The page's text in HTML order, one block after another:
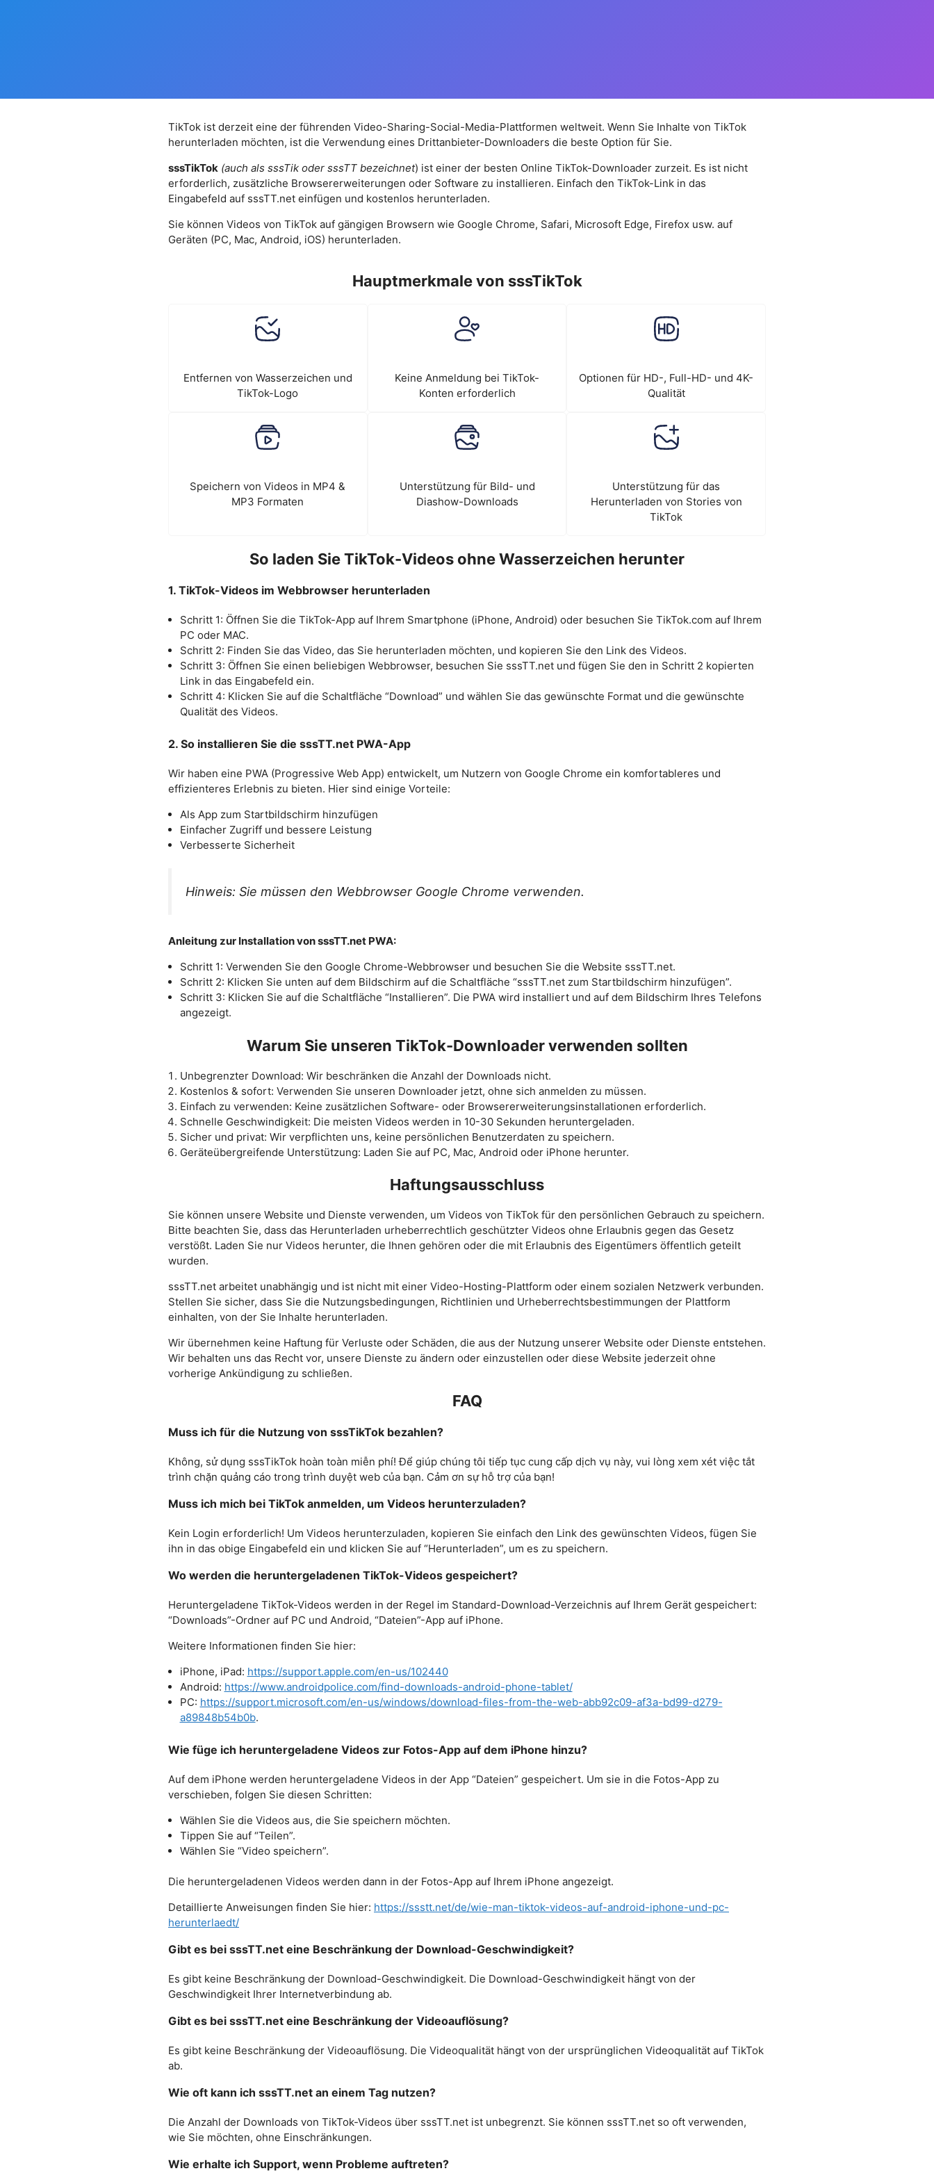
TikTok ist derzeit eine der führenden Video-Sharing-Social-Media-Plattformen weltweit. Wenn Sie Inhalte von TikTok
herunterladen möchten, ist die Verwendung eines Drittanbieter-Downloaders die beste Option für Sie.
sssTikTok (auch als sssTik oder sssTT bezeichnet) ist einer der besten Online TikTok-Downloader zurzeit. Es ist nicht
erforderlich, zusätzliche Browsererweiterungen oder Software zu installieren. Einfach den TikTok-Link in das
Eingabefeld auf sssTT.net einfügen und kostenlos herunterladen.
Sie können Videos von TikTok auf gängigen Browsern wie Google Chrome, Safari, Microsoft Edge, Firefox usw. auf
Geräten (PC, Mac, Android, iOS) herunterladen.
Hauptmerkmale von sssTikTok
Entfernen von Wasserzeichen und
TikTok-Logo
Keine Anmeldung bei TikTok-
Konten erforderlich
Optionen für HD-, Full-HD- und 4K-
Qualität
Speichern von Videos in MP4 &
MP3 Formaten
Unterstützung für Bild- und
Diashow-Downloads
Unterstützung für das
Herunterladen von Stories von
TikTok
So laden Sie TikTok-Videos ohne Wasserzeichen herunter
1. TikTok-Videos im Webbrowser herunterladen
Schritt 1: Öffnen Sie die TikTok-App auf Ihrem Smartphone (iPhone, Android) oder besuchen Sie TikTok.com auf Ihrem
PC oder MAC.
Schritt 2: Finden Sie das Video, das Sie herunterladen möchten, und kopieren Sie den Link des Videos.
Schritt 3: Öffnen Sie einen beliebigen Webbrowser, besuchen Sie sssTT.net und fügen Sie den in Schritt 2 kopierten
Link in das Eingabefeld ein.
Schritt 4: Klicken Sie auf die Schaltfläche “Download” und wählen Sie das gewünschte Format und die gewünschte
Qualität des Videos.
2. So installieren Sie die sssTT.net PWA-App
Wir haben eine PWA (Progressive Web App) entwickelt, um Nutzern von Google Chrome ein komfortableres und
effizienteres Erlebnis zu bieten. Hier sind einige Vorteile:
Als App zum Startbildschirm hinzufügen
Einfacher Zugriff und bessere Leistung
Verbesserte Sicherheit
Hinweis: Sie müssen den Webbrowser Google Chrome verwenden.
Anleitung zur Installation von sssTT.net PWA:
Schritt 1: Verwenden Sie den Google Chrome-Webbrowser und besuchen Sie die Website sssTT.net.
Schritt 2: Klicken Sie unten auf dem Bildschirm auf die Schaltfläche “sssTT.net zum Startbildschirm hinzufügen”.
Schritt 3: Klicken Sie auf die Schaltfläche “Installieren”. Die PWA wird installiert und auf dem Bildschirm Ihres Telefons
angezeigt.
Warum Sie unseren TikTok-Downloader verwenden sollten
Unbegrenzter Download: Wir beschränken die Anzahl der Downloads nicht.
Kostenlos & sofort: Verwenden Sie unseren Downloader jetzt, ohne sich anmelden zu müssen.
Einfach zu verwenden: Keine zusätzlichen Software- oder Browsererweiterungsinstallationen erforderlich.
Schnelle Geschwindigkeit: Die meisten Videos werden in 10-30 Sekunden heruntergeladen.
Sicher und privat: Wir verpflichten uns, keine persönlichen Benutzerdaten zu speichern.
Geräteübergreifende Unterstützung: Laden Sie auf PC, Mac, Android oder iPhone herunter.
Haftungsausschluss
Sie können unsere Website und Dienste verwenden, um Videos von TikTok für den persönlichen Gebrauch zu speichern.
Bitte beachten Sie, dass das Herunterladen urheberrechtlich geschützter Videos ohne Erlaubnis gegen das Gesetz
verstößt. Laden Sie nur Videos herunter, die Ihnen gehören oder die mit Erlaubnis des Eigentümers öffentlich geteilt
wurden.
sssTT.net arbeitet unabhängig und ist nicht mit einer Video-Hosting-Plattform oder einem sozialen Netzwerk verbunden.
Stellen Sie sicher, dass Sie die Nutzungsbedingungen, Richtlinien und Urheberrechtsbestimmungen der Plattform
einhalten, von der Sie Inhalte herunterladen.
Wir übernehmen keine Haftung für Verluste oder Schäden, die aus der Nutzung unserer Website oder Dienste entstehen.
Wir behalten uns das Recht vor, unsere Dienste zu ändern oder einzustellen oder diese Website jederzeit ohne
vorherige Ankündigung zu schließen.
FAQ
Muss ich für die Nutzung von sssTikTok bezahlen?
Không, sử dụng sssTikTok hoàn toàn miễn phí! Để giúp chúng tôi tiếp tục cung cấp dịch vụ này, vui lòng xem xét việc tắt
trình chặn quảng cáo trong trình duyệt web của bạn. Cảm ơn sự hỗ trợ của bạn!
Muss ich mich bei TikTok anmelden, um Videos herunterzuladen?
Kein Login erforderlich! Um Videos herunterzuladen, kopieren Sie einfach den Link des gewünschten Videos, fügen Sie
ihn in das obige Eingabefeld ein und klicken Sie auf “Herunterladen”, um es zu speichern.
Wo werden die heruntergeladenen TikTok-Videos gespeichert?
Heruntergeladene TikTok-Videos werden in der Regel im Standard-Download-Verzeichnis auf Ihrem Gerät gespeichert:
“Downloads”-Ordner auf PC und Android, “Dateien”-App auf iPhone.
Weitere Informationen finden Sie hier:
iPhone, iPad: https://support.apple.com/en-us/102440
Android: https://www.androidpolice.com/find-downloads-android-phone-tablet/
PC: https://support.microsoft.com/en-us/windows/download-files-from-the-web-abb92c09-af3a-bd99-d279-
a89848b54b0b.
Wie füge ich heruntergeladene Videos zur Fotos-App auf dem iPhone hinzu?
Auf dem iPhone werden heruntergeladene Videos in der App “Dateien” gespeichert. Um sie in die Fotos-App zu
verschieben, folgen Sie diesen Schritten:
Wählen Sie die Videos aus, die Sie speichern möchten.
Tippen Sie auf “Teilen”.
Wählen Sie “Video speichern”.
Die heruntergeladenen Videos werden dann in der Fotos-App auf Ihrem iPhone angezeigt.
Detaillierte Anweisungen finden Sie hier: https://ssstt.net/de/wie-man-tiktok-videos-auf-android-iphone-und-pc-
herunterlaedt/
Gibt es bei sssTT.net eine Beschränkung der Download-Geschwindigkeit?
Es gibt keine Beschränkung der Download-Geschwindigkeit. Die Download-Geschwindigkeit hängt von der
Geschwindigkeit Ihrer Internetverbindung ab.
Gibt es bei sssTT.net eine Beschränkung der Videoauflösung?
Es gibt keine Beschränkung der Videoauflösung. Die Videoqualität hängt von der ursprünglichen Videoqualität auf TikTok
ab.
Wie oft kann ich sssTT.net an einem Tag nutzen?
Die Anzahl der Downloads von TikTok-Videos über sssTT.net ist unbegrenzt. Sie können sssTT.net so oft verwenden,
wie Sie möchten, ohne Einschränkungen.
Wie erhalte ich Support, wenn Probleme auftreten?